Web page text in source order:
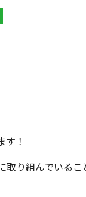
！
り組んでいる